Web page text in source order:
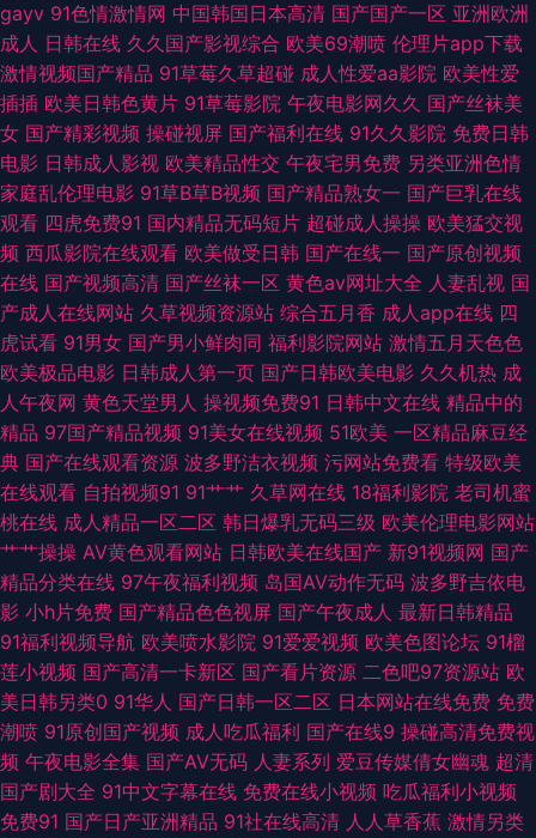
资源视频总站 www日韩lll www91色色 91蜜桃特黄A片 午夜导航av 日本毛
不卡 激情午夜网 成人黄色a片 91五月天传媒 中文字幕一二一三 少妇磁力 欧
美性生活 九一精品中文字幕 久久深爱网 欧美黄一片 人碰人操人碰 午夜福利
色色99 婷婷97www 大香蕉大香蕉在线 久久精品国产视频 三级片链接 伊人
成人网站 91视频线上网站 草资源网 国产91免 老司机午夜视频 日逼无码视频
亚洲成人黄色网址 91九色高潮 成人黄色电影院 黑丝诱惑av 蜜桃aa视频导航
日韩A黄 香蕉视频免费观看 97成人剧场 东京热福利网 久久露脸视频 深夜福
利入口 亚洲天堂激情网 俺去也五月天网址 国产欧美精品日韩 蜜桃无线传媒
91中文字幕网 老司机福院视频 日韩性欧美 91超碰人人操 超碰国产肏屄 九一
大香蕉 人人草人人妻91 午夜青青草一区 91破解网官网 成人av五月花 黄色黄
夜播放 免费毛片视频 日韩啪啪网址 91福利小视 成人α在线 精品在线亚洲天
堂 日本三级片A 亚州综合色网 91色入 超碰人人做爱 韩国啊v网址 欧美激情
深爱网 熟妇丝袜诱惑 在线观看伦理 肏屄无码日韩 韩日中AV网址 男女爱爱午
夜剧场 三级无码网站 91福利剧场 草逼视频免费看 国产伪娘ts网站 美女自慰
gayv 91色情激情网 中国韩国日本高清 国产国产一区 亚洲欧洲
成人 日韩在线 久久国产影视综合 欧美69潮喷 伦理片app下载
激情视频国产精品 91草莓久草超碰 成人性爱aa影院 欧美性爱
插插 欧美日韩色黄片 91草莓影院 午夜电影网久久 国产丝袜美
女 国产精彩视频 操碰视屏 国产福利在线 91久久影院 免费日韩
电影 日韩成人影视 欧美精品性交 午夜宅男免费 另类亚洲色情
家庭乱伦理电影 91草B草B视频 国产精品熟女一 国产巨乳在线
观看 四虎免费91 国内精品无码短片 超碰成人操操 欧美猛交视
频 西瓜影院在线观看 欧美做受日韩 国产在线一 国产原创视频
在线 国产视频高清 国产丝袜一区 黄色av网址大全 人妻乱视 国
产成人在线网站 久草视频资源站 综合五月香 成人app在线 四
虎试看 91男女 国产男小鲜肉同 福利影院网站 激情五月天色色
欧美极品电影 日韩成人第一页 国产日韩欧美电影 久久机热 成
人午夜网 黄色天堂男人 操视频免费91 日韩中文在线 精品中的
精品 97国产精品视频 91美女在线视频 51欧美 一区精品麻豆经
典 国产在线观看资源 波多野洁衣视频 污网站免费看 特级欧美
在线观看 自拍视频91 91艹艹 久草网在线 18福利影院 老司机蜜
桃在线 成人精品一区二区 韩日爆乳无码三级 欧美伦理电影网站
艹艹操操 AV黄色观看网站 日韩欧美在线国产 新91视频网 国产
精品分类在线 97午夜福利视频 岛国AV动作无码 波多野吉依电
影 小h片免费 国产精品色色视屏 国产午夜成人 最新日韩精品
91福利视频导航 欧美喷水影院 91爱爱视频 欧美色图论坛 91榴
莲小视频 国产高清一卡新区 国产看片资源 二色吧97资源站 欧
美日韩另类0 91华人 国产日韩一区二区 日本网站在线免费 免费
潮喷 91原创国产视频 成人吃瓜福利 国产在线9 操碰高清免费视
频 午夜电影全集 国产AV无码 人妻系列 爱豆传媒倩女幽魂 超清
国产剧大全 91中文字幕在线 免费在线小视频 吃瓜福利小视频
免费91 国产日产亚洲精品 91社在线高清 人人草香蕉 激情另类